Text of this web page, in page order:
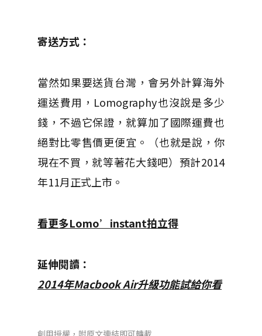
寄送方式：
當然如果要送貨台灣，會另外計算海外
運送費用，Lomography也沒說是多少
錢，不過它保證，就算加了國際運費也
絕對比零售價更便宜。（也就是說，你
現在不買，就等著花大錢吧）預計2014
年11月正式上市。
看更多Lomo’instant拍立得
延伸閱讀：
2014年Macbook Air升級功能試給你看
創用授權，附原文連結即可轉載